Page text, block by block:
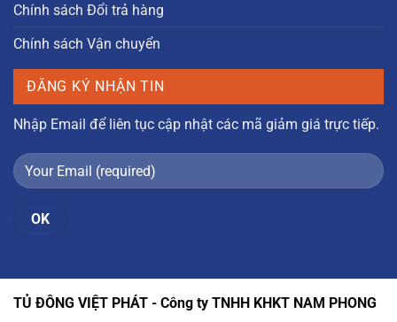
Chính sách Đổi trả hàng
Chính sách Vận chuyển
ĐĂNG KÝ NHẬN TIN
Nhập Email để liên tục cập nhật các mã giảm giá trực tiếp.
TỦ ĐÔNG VIỆT PHÁT - Công ty TNHH KHKT NAM PHONG